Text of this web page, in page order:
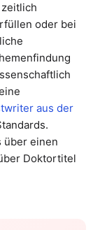
oder bei
aus der
über einen
Doktortitel